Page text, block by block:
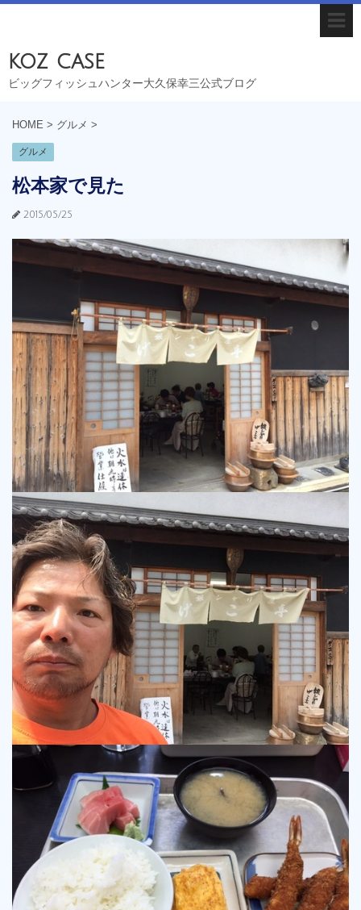
koz case
ビッグフィッシュハンター大久保幸三公式ブログ
HOME > グルメ >
グルメ
松本家で見た
2015/05/25